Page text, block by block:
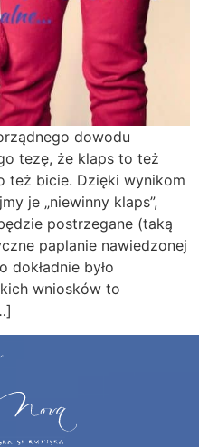
dowodu
tezę, że klaps to też
też bicie. Dzięki wynikom
je „niewinny klaps”,
postrzegane (taką
paplanie nawiedzonej
dokładnie było
wniosków to